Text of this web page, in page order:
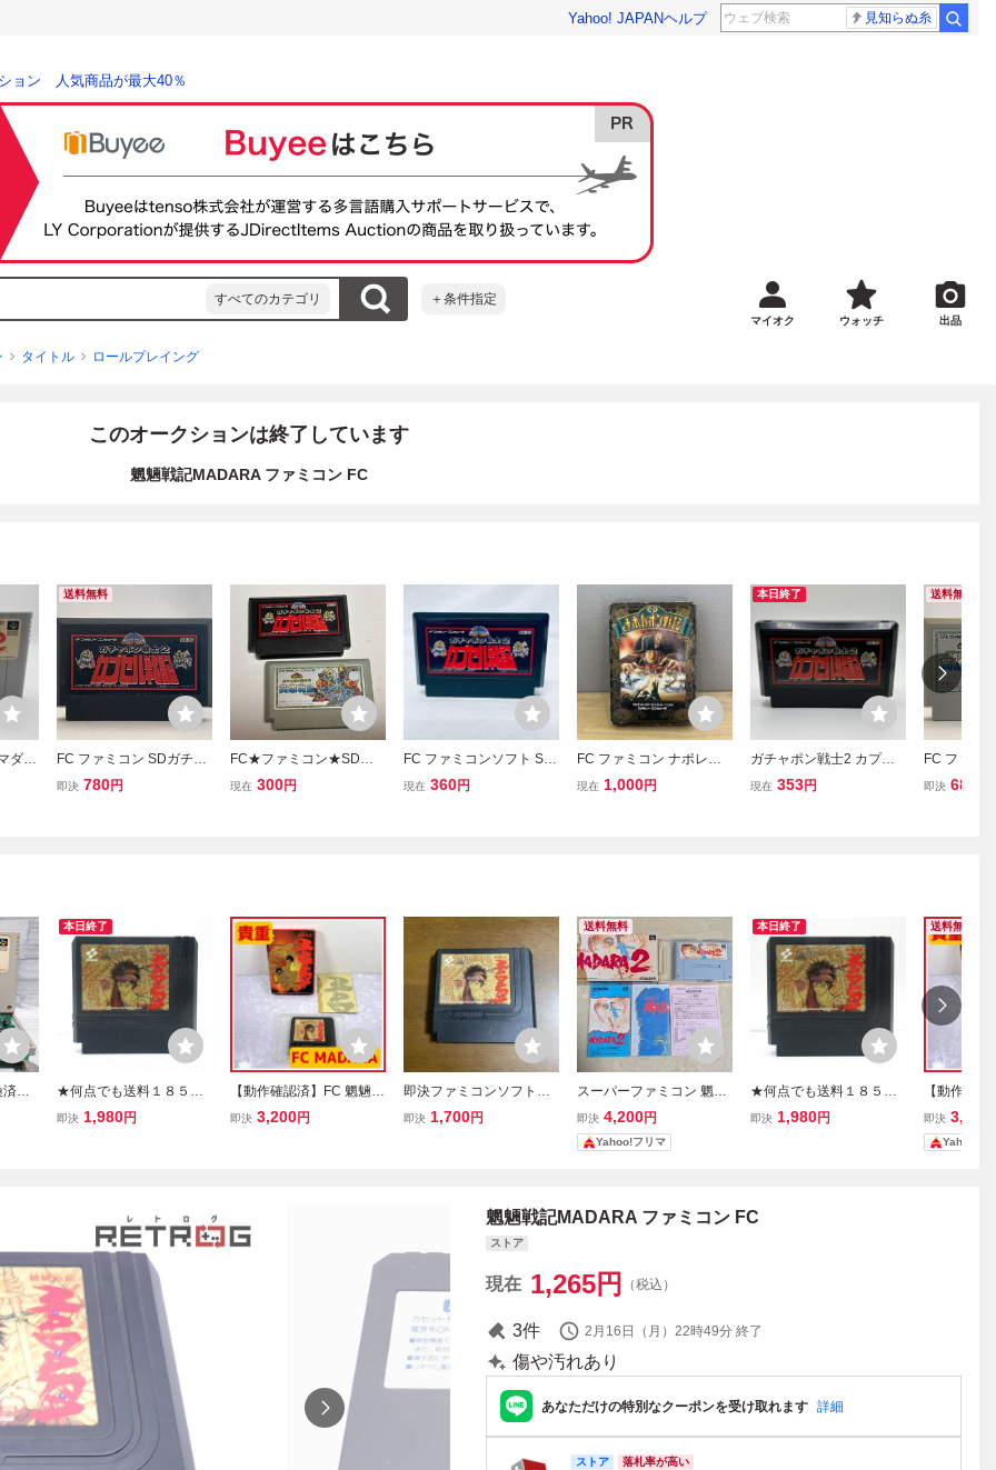
Yahoo! JAPANヘルプ 見知らぬ糸
ョン 人気商品が最大40％
すべてのカテゴリ ＋条件指定
マイオク ウォッチ 出品
タイトル ロールプレイング
このオークションは終了しています
魍魎戦記MADARA ファミコン FC
ダラ
送料無料
FC ファミコン SDガチャ
ポン戦士2 カプセル戦記
即決 780円
FC★ファミコン★SDガ
ンダム ガチャポン戦士2+
現在 300円
FC ファミコンソフト SD
ガンダムワールド ガチ
現在 360円
FC ファミコン ナポレオ
ン戦記 箱説付き シミュレ
現在 1,000円
本日終了
ガチャポン戦士2 カプセ
ル戦記 SHINSEI 1989 フ
現在 353円
送料無料
FC ファミ
ム ガチャ
即決 680
済
本日終了
★何点でも送料１８５円
★ 魍魎戦記 MADARA マ
即決 1,980円
【動作確認済】FC 魍魎戦
記MADARA コナミ 箱・
即決 3,200円
即決ファミコンソフト
魍魎戦記 マダラ MADA
即決 1,700円
送料無料
スーパーファミコン 魍魎
戦記MADARA2
即決 4,200円
Yahoo!フリマ
本日終了
★何点でも送料１８５円
★ 魍魎戦記 MADARA マ
即決 1,980円
送料無料
【動作確
記
説明書付き
重
即決 3,700
Yahoo!フ
魍魎戦記MADARA ファミコン FC
ストア
現在 1,265円 （税込）
3件 2月16日（月）22時49分 終了
傷や汚れあり
あなただけの特別なクーポンを受け取れます 詳細
ストア 落札率が高い